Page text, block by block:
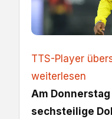
TTS-Player
weiterlesen
Am
sechsteilige